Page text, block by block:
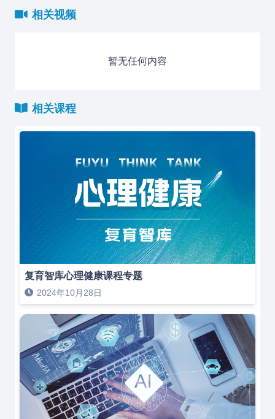
相关视频
暂无任何内容
相关课程
复育智库心理健康课程专题
2024年10月28日